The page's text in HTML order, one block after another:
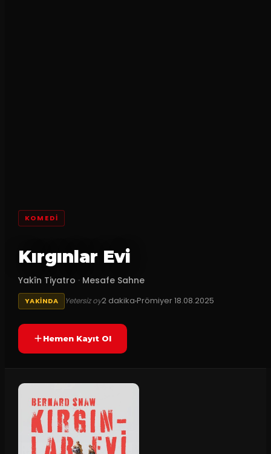
KOMEDI
Kırgınlar Evi
Yakîn Tiyatro · Mesafe Sahne
YAKINDA Yetersiz oy2 dakikaPrömiyer18.08.2025
Hemen Kayıt Ol